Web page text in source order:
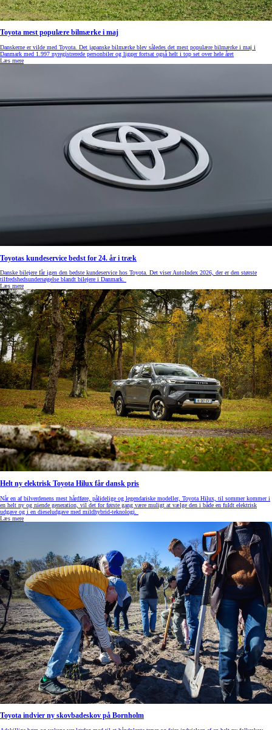
Toyota mest populære bilmærke i maj
Danskerne er vilde med Toyota. Det japanske bilmærke blev således det mest populære bilmærke i maj i
Danmark med 1.997 nyregistrerede personbiler og ligger fortsat også helt i top set over hele året
Læs mere
Toyotas kundeservice bedst for 24. år i træk
Danske bilejere får igen den bedste kundeservice hos Toyota. Det viser AutoIndex 2026, der er den største
tilfredshedsundersøgelse blandt bilejere i Danmark.
Læs mere
Helt ny elektrisk Toyota Hilux får dansk pris
Når en af bilverdenens mest hårdføre, pålidelige og legendariske modeller, Toyota Hilux, til sommer kommer i
en helt ny og niende generation, vil det for første gang være muligt at vælge den i både en fuldt elektrisk
udgave og i en dieseludgave med mildhybrid-teknologi.
Læs mere
Toyota indvier ny skovbadeskov på Bornholm